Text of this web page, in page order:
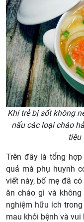
Khi trẻ bị sốt không
nấu các loại cháo
tiêu
Trên đây là tổng
quả mà phụ huynh
viết này, bố mẹ đã
ăn cháo gì và
nghiệm hữu ích
mau khỏi bệnh và vui